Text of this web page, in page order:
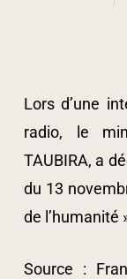
Lors d’une
radio, le
TAUBIRA, a
du 13
de l’humanité
Source :